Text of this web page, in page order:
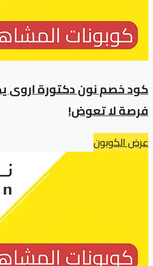
فرصة لا تعوض!
عرض الكوبون